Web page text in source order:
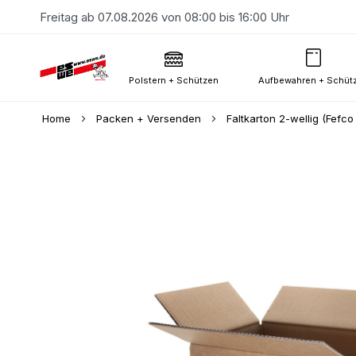
Freitag ab 07.08.2026 von 08:00 bis 16:00 Uhr
Polstern + Schützen Aufbewahren +
Home Packen + Versenden Faltkarton 2-wellig (Fefco